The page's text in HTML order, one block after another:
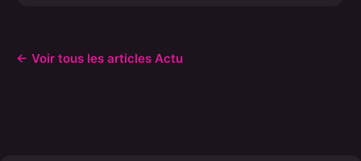
← Voir tous les articles Actu